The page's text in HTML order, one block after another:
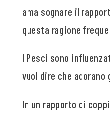
ama sognare il
questa ragione
I Pesci sono
vuol dire che adorano
In un rapporto di